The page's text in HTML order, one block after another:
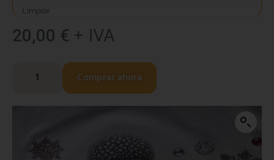
Limpiar
20,00 € + IVA
Comprar ahora